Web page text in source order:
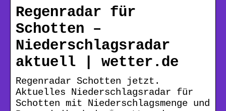
Regenradar für
Schotten –
Niederschlagsradar
aktuell | wetter.de
Regenradar Schotten jetzt.
Aktuelles Niederschlagsradar für
Schotten mit Niederschlagsmenge und